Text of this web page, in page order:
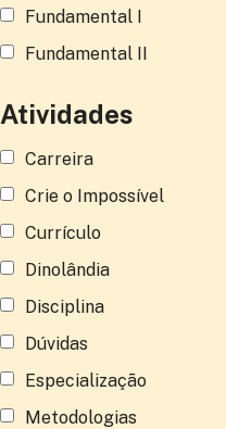
Fundamental I
Fundamental II
Atividades
Carreira
Crie o Impossível
Currículo
Dinolândia
Disciplina
Dúvidas
Especialização
Metodologias